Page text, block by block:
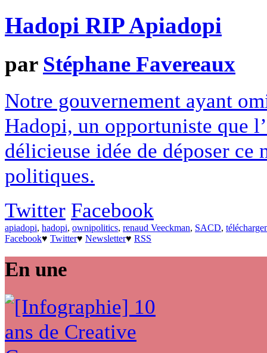
Hadopi RIP Apiadopi
par Stéphane Favereaux
Notre gouvernement ayant
Hadopi, un opportuniste que
délicieuse idée de déposer
politiques.
Twitter Facebook
apiadopi, hadopi, ownipolitics, renaud Veeckman, SACD,
Facebook♥ Twitter♥ Newsletter♥ RSS
En une